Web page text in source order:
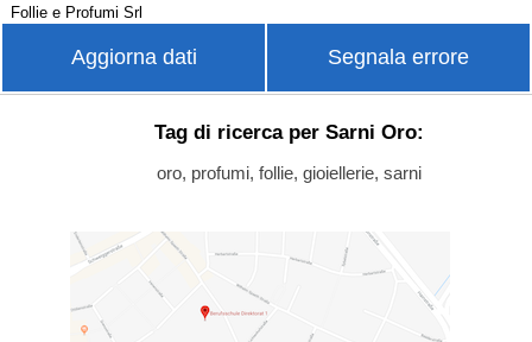
Follie e Profumi Srl
Aggiorna dati Segnala errore
Tag di ricerca per Sarni Oro:
oro, profumi, follie, gioiellerie, sarni